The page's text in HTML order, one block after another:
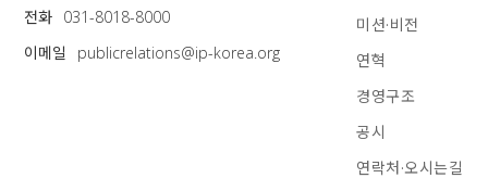
전화 031-8018-8000
이메일
publicrelations@ip-korea.org
미션·비전
연혁
경영구조
공시
연락처·오시는길